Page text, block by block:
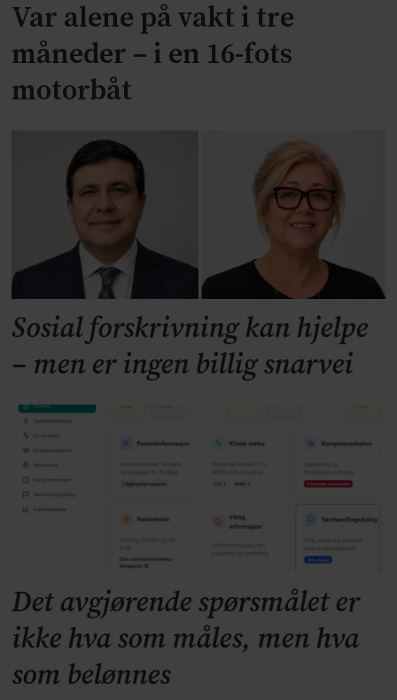
Var alene på vakt i tre
måneder – i en 16-fots
motorbåt
Sosial forskrivning kan hjelpe
– men er ingen billig snarvei
Det avgjørende spørsmålet er
ikke hva som måles, men hva
som belønnes